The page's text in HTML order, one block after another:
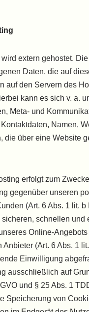
extern gehostet. Die
Daten, die auf
auf den Servern des
kann es sich v. a.
Meta- und
Namen,
die über eine Website
erfolgt zum
gegenüber unseren
(Art. 6 Abs. 1 lit.
sicheren, schnellen und
Online-
Anbieter (Art. 6 Abs. 1
Einwilligung
ausschließlich auf
und § 25 Abs. 1
Speicherung von